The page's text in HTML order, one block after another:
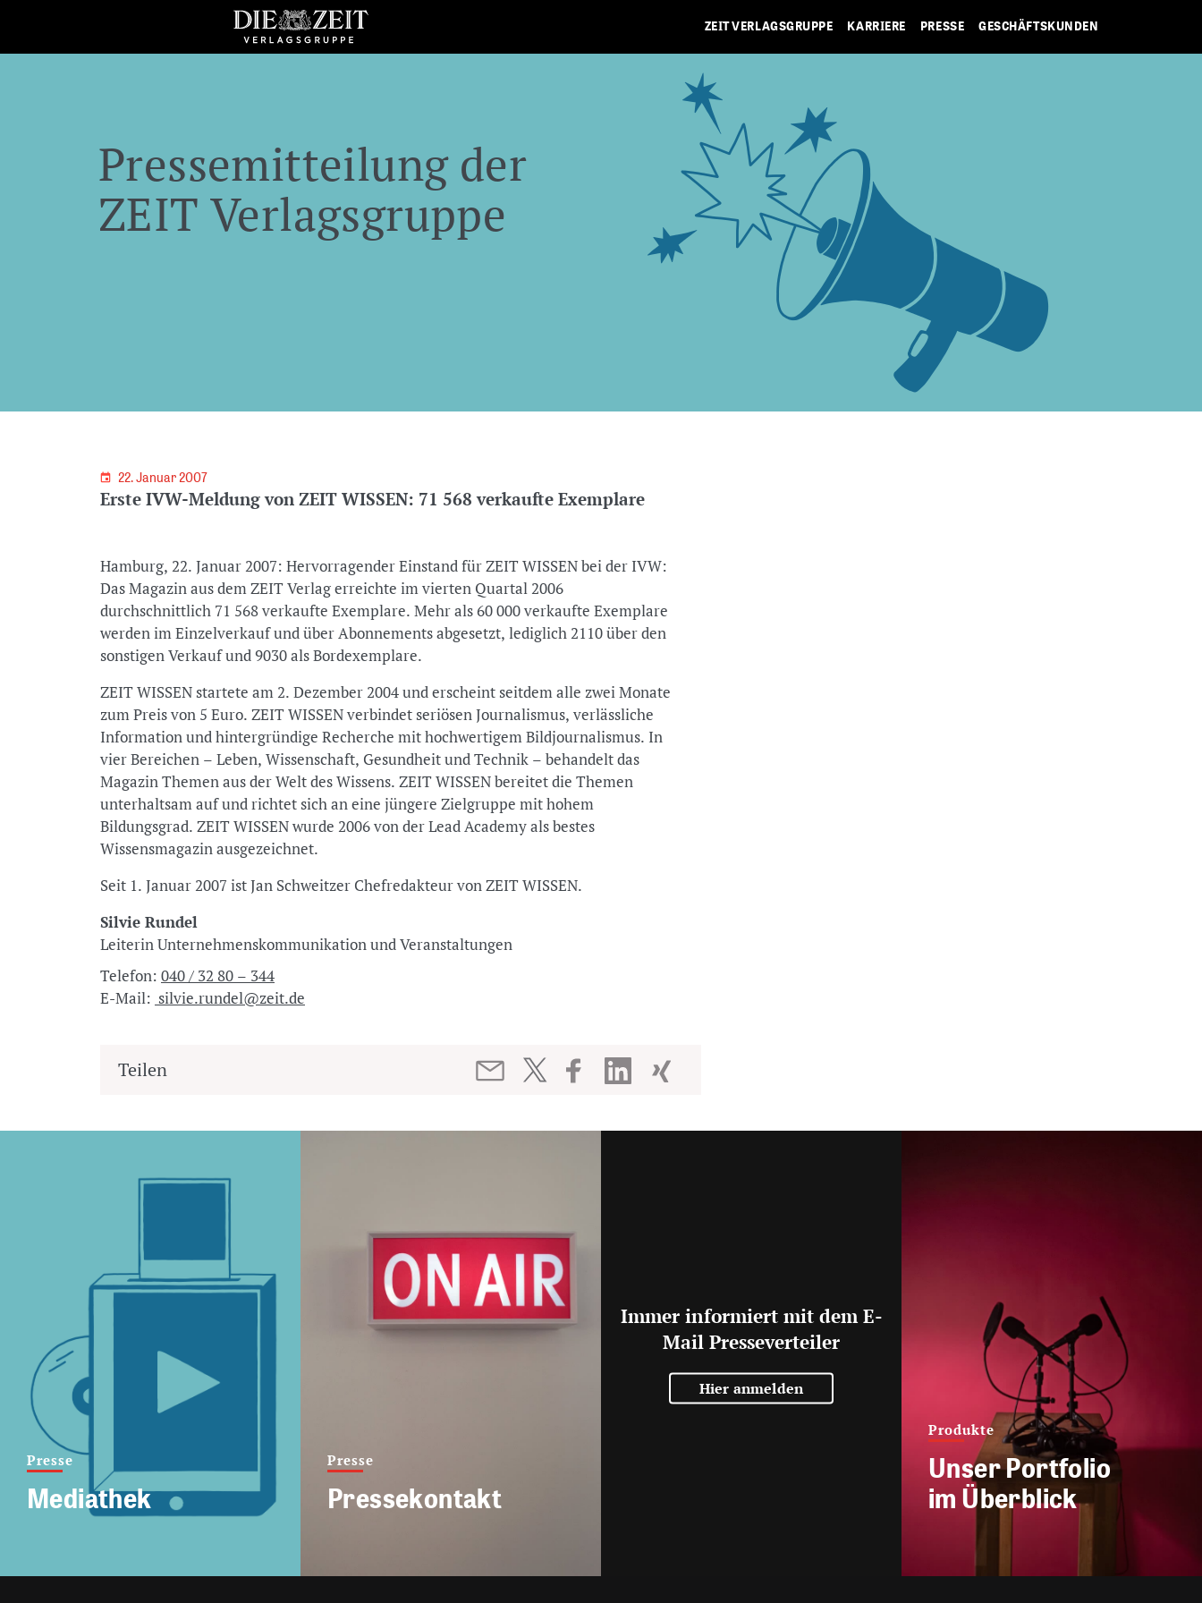
ZEIT VERLAGSGRUPPE KARRIERE PRESSE GESCHÄFTSKUNDEN
Pressemitteilung der
ZEIT Verlagsgruppe
22. Januar 2007
Erste IVW-Meldung von ZEIT WISSEN: 71 568 verkaufte Exemplare
Hamburg, 22. Januar 2007: Hervorragender Einstand für ZEIT WISSEN bei der IVW:
Das Magazin aus dem ZEIT Verlag erreichte im vierten Quartal 2006
durchschnittlich 71 568 verkaufte Exemplare. Mehr als 60 000 verkaufte Exemplare
werden im Einzelverkauf und über Abonnements abgesetzt, lediglich 2110 über den
sonstigen Verkauf und 9030 als Bordexemplare.
ZEIT WISSEN startete am 2. Dezember 2004 und erscheint seitdem alle zwei Monate
zum Preis von 5 Euro. ZEIT WISSEN verbindet seriösen Journalismus, verlässliche
Information und hintergründige Recherche mit hochwertigem Bildjournalismus. In
vier Bereichen – Leben, Wissenschaft, Gesundheit und Technik – behandelt das
Magazin Themen aus der Welt des Wissens. ZEIT WISSEN bereitet die Themen
unterhaltsam auf und richtet sich an eine jüngere Zielgruppe mit hohem
Bildungsgrad. ZEIT WISSEN wurde 2006 von der Lead Academy als bestes
Wissensmagazin ausgezeichnet.
Seit 1. Januar 2007 ist Jan Schweitzer Chefredakteur von ZEIT WISSEN.
Silvie Rundel
Leiterin Unternehmenskommunikation und Veranstaltungen
Telefon: 040 / 32 80 – 344
E-Mail: silvie.rundel@zeit.de
Teilen
Presse
Mediathek
Presse
Pressekontakt
Immer informiert mit dem E-
Mail Presseverteiler
Hier anmelden
Produkte
Unser Portfolio
im Überblick